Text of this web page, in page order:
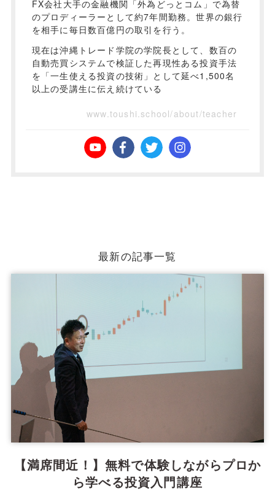
FX会社大手の金融機関「外為どっとコム」で為替
のプロディーラーとして約7年間勤務。世界の銀行
を相手に毎日数百億円の取引を行う。
現在は沖縄トレード学院の学院長として、数百の
自動売買システムで検証した再現性ある投資手法
を「一生使える投資の技術」として延べ1,500名
以上の受講生に伝え続けている
www.toushi.school/about/teacher
最新の記事一覧
【満席間近！】無料で体験しながらプロか
ら学べる投資入門講座